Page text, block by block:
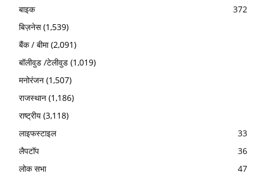
बाइक
372
बिज़नेस(1,539)
बैंक / बीमा(2,091)
बॉलीवुड /टेलीवुड (1,019)
मनोरंजन (1,507)
राजस्थान (1,186)
राष्ट्रीय (3,118)
लाइफस्टाइल
33
लैपटॉप
36
लोक सभा
47